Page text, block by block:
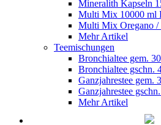
Mineralith Kapseln
Multi Mix 10000 ml
Multi Mix Oregano /
Mehr Artikel
Teemischungen
Bronchialtee gem.
Bronchialtee gschn.
Ganzjahrestee gem.
Ganzjahrestee
Mehr Artikel